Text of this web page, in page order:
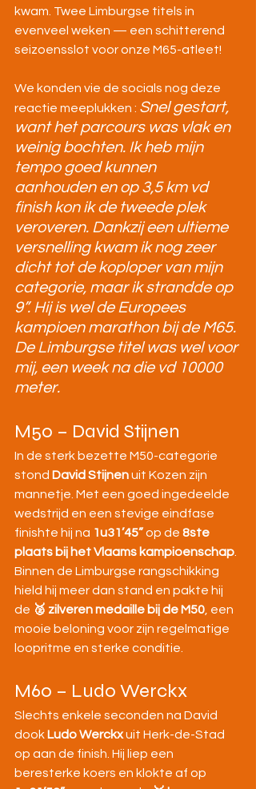
kwam. Twee Limburgse titels in
evenveel weken — een schitterend
seizoensslot voor onze M65-atleet!
We konden vie de socials nog deze
reactie meeplukken : Snel gestart,
want het parcours was vlak en
weinig bochten. Ik heb mijn
tempo goed kunnen
aanhouden en op 3,5 km vd
finish kon ik de tweede plek
veroveren. Dankzij een ultieme
versnelling kwam ik nog zeer
dicht tot de koploper van mijn
categorie, maar ik strandde op
9”. Hij is wel de Europees
kampioen marathon bij de M65.
De Limburgse titel was wel voor
mij, een week na die vd 10000
meter.
M50 – David Stijnen
In de sterk bezette M50-categorie
stond David Stijnen uit Kozen zijn
mannetje. Met een goed ingedeelde
wedstrijd en een stevige eindfase
finishte hij na 1u31’45” op de 8ste
plaats bij het Vlaams kampioenschap.
Binnen de Limburgse rangschikking
hield hij meer dan stand en pakte hij
de 🥈 zilveren medaille bij de M50, een
mooie beloning voor zijn regelmatige
loopritme en sterke conditie.
M60 – Ludo Werckx
Slechts enkele seconden na David
dook Ludo Werckx uit Herk-de-Stad
op aan de finish. Hij liep een
beresterke koers en klokte af op